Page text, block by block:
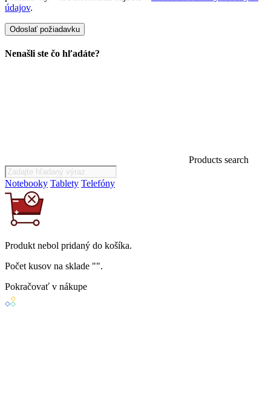
údajov.
Nenašli ste čo hľadáte?
Products search
Notebooky Tablety Telefóny
Produkt nebol pridaný do košíka.
Počet kusov na sklade "".
Pokračovať v nákupe